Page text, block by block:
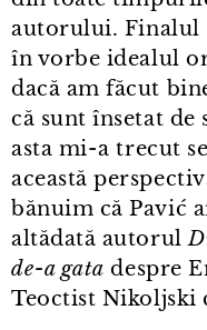
autorului. Finalul
în vorbe idealul
dacă am făcut
că sunt însetat de
asta mi⁠-⁠a trecut
această
bănuim că Pavić
altădată autorul
de⁠-⁠a gata despre
Teoctist Nikoljski